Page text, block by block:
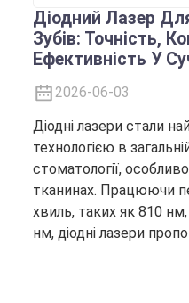
Діодний Лазер
Зубів: Точність,
Ефективність У
2026-06-03
Діодні лазери стали
технологією в
стоматології,
тканинах. Працюючи
хвиль, таких як 810
нм, діодні лазери